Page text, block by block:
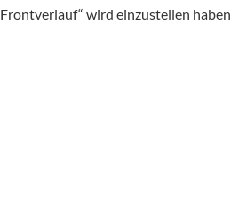
„Frontverlauf“ wird einzustellen haben.